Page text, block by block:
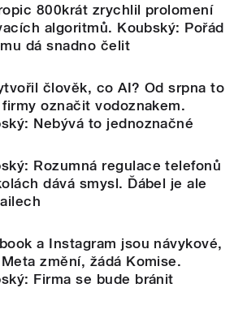
800krát zrychlil prolomení
algoritmů. Koubský: Pořád
dá snadno čelit
člověk, co AI? Od srpna to
označit vodoznakem.
Nebývá to jednoznačné
Rozumná regulace telefonů
dává smysl. Ďábel je ale
a Instagram jsou návykové,
změní, žádá Komise.
Firma se bude bránit